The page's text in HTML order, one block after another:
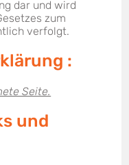
dar und wird
zum
verfolgt.
:
Seite.
und